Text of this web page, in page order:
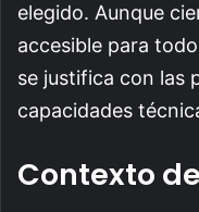
elegido. Aunque
accesible para
se justifica con las
capacidades
Contexto